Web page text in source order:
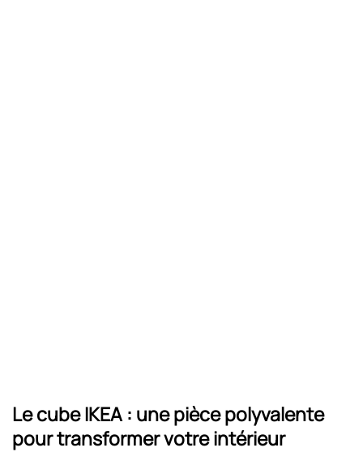
Le cube IKEA : une pièce polyvalente
pour transformer votre intérieur